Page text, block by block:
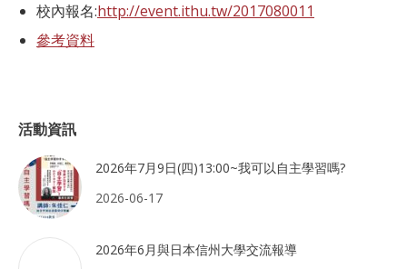
校內報名:http://event.ithu.tw/2017080011
參考資料
活動資訊
2026年7月9日(四)13:00~我可以自主學習嗎?
2026-06-17
2026年6月與日本信州大學交流報導